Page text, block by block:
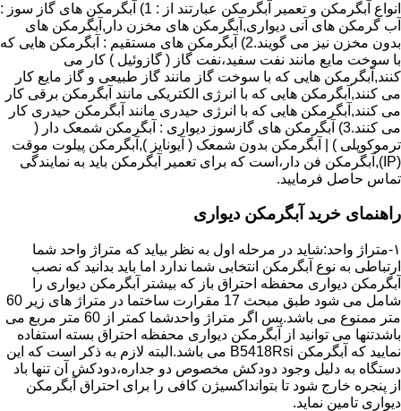
انواع آبگرمکن و تعمیر آبگرمکن عبارتند از : 1) آبگرمکن های گاز سوز :
آب گرمکن های آنی دیواری,آبگرمکن های مخزن دار,آبگرمکن های
بدون مخزن نیز می گویند.2) آبگرمکن های مستقیم : آبگرمکن هایی که
با سوخت مایع مانند نفت سفید،نفت گاز ( گازوئیل ) کار می
کنند,آبگرمکن هایی که با سوخت گاز مانند گاز طبیعی و گاز مایع کار
می کنند,آبگرمکن هایی که با انرژی الکتریکی مانند آبگرمکن برقی کار
می کنند,آبگرمکن هایی که با انرژی حیدری مانند آبگرمکن حیدری کار
می کنند.3) آبگرمکن های گازسوز دیواری : آبگرمکن شمعک دار (
ترموکوپلی ) | آبگرمکن بدون شمعک ( آیونایز ),آبگرمکن پیلوت موقت
(IP),آبگرمکن فن دار،است که برای تعمیر آبگرمکن باید به نمایندگی
تماس حاصل فرمایید.
راهنمای خرید آبگرمکن دیواری
۱-متراژ واحد:شاید در مرحله اول به نظر بیاید که متراژ واحد شما
ارتباطی به نوع آبگرمکن انتخابی شما ندارد اما باید بدانید که نصب
آبگرمکن دیواری محفظه احتراق باز که بیشتر آبگرمکن دیواری را
شامل می شود طبق مبحث 17 مقرارت ساختما در متراژ های زیر 60
متر ممنوع می باشد.پس اگر متراژ واحدشما کمتر از 60 متر مربع می
باشدتنها می توانید از آبگرمکن دیواری محفظه احتراق بسته استفاده
نمایید که آبگرمکن B5418Rsi می باشد.البته لازم به ذکر است که این
دستگاه به دلیل وجود دودکش مخصوص دو جداره،دودکش آن تنها باد
از پنجره خارج شود تا بتوانداکسیژن کافی را برای احتراق آبگرمکن
دیواری تامین نماید.